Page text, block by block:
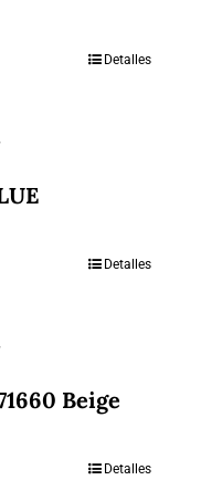
Detalles
Detalles
Beige
Detalles